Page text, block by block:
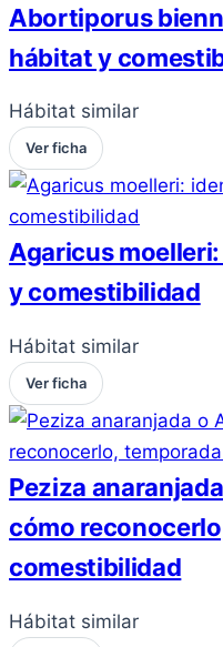
Abortiporus
hábitat y
Hábitat similar
Ver ficha
Agaricus
y comestibilidad
Hábitat similar
Ver ficha
Peziza
cómo
comestibilidad
Hábitat similar